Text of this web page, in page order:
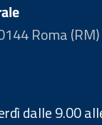
Roma (RM)
dalle 9.00